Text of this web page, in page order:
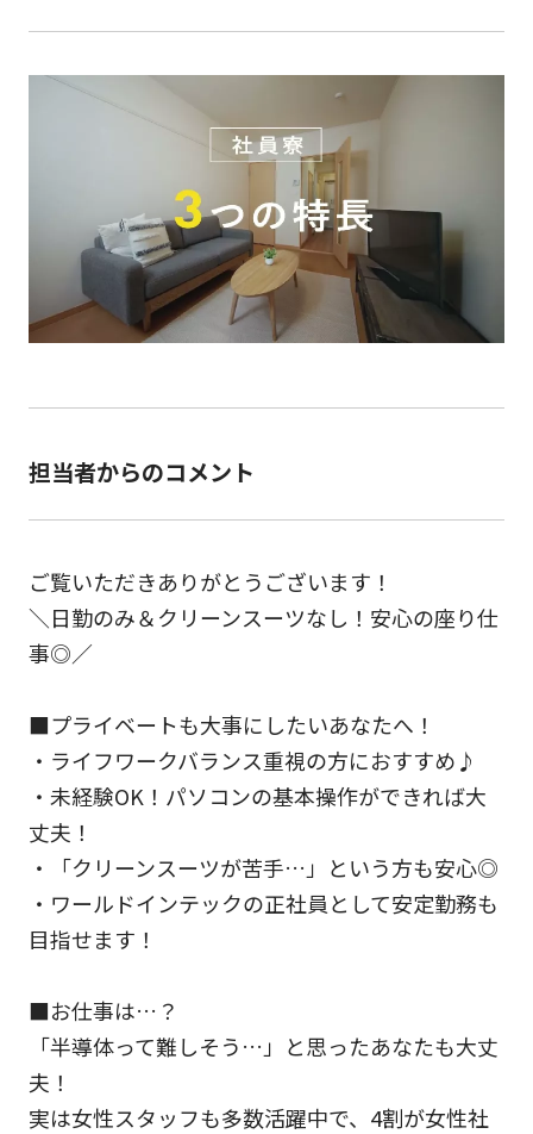
担当者からのコメント
ご覧いただきありがとうございます！
＼日勤のみ＆クリーンスーツなし！安心の座り仕
事◎／
■プライベートも大事にしたいあなたへ！
・ライフワークバランス重視の方におすすめ♪
・未経験OK！パソコンの基本操作ができれば大
丈夫！
・「クリーンスーツが苦手…」という方も安心◎
・ワールドインテックの正社員として安定勤務も
目指せます！
■お仕事は…？
「半導体って難しそう…」と思ったあなたも大丈
夫！
実は女性スタッフも多数活躍中で、4割が女性社